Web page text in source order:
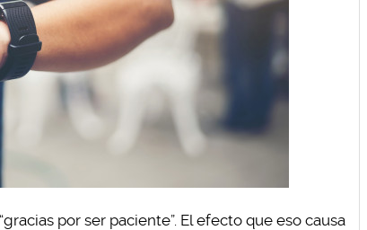
por ser paciente”. El efecto que eso causa